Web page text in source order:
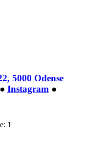
5000 Odense
Instagram●
1